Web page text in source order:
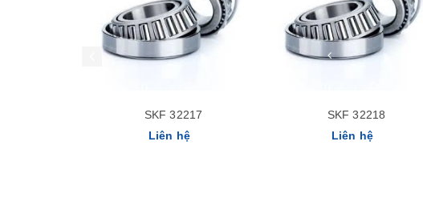
SKF 32217
Liên hệ
SKF 32218
Liên hệ